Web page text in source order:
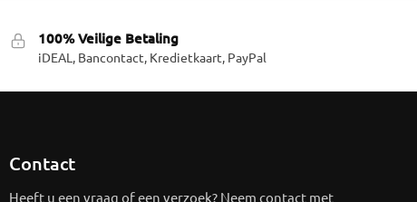
100% Veilige Betaling
iDEAL, Bancontact, Kredietkaart, PayPal
Contact
Heeft u een vraag of een verzoek? Neem contact met